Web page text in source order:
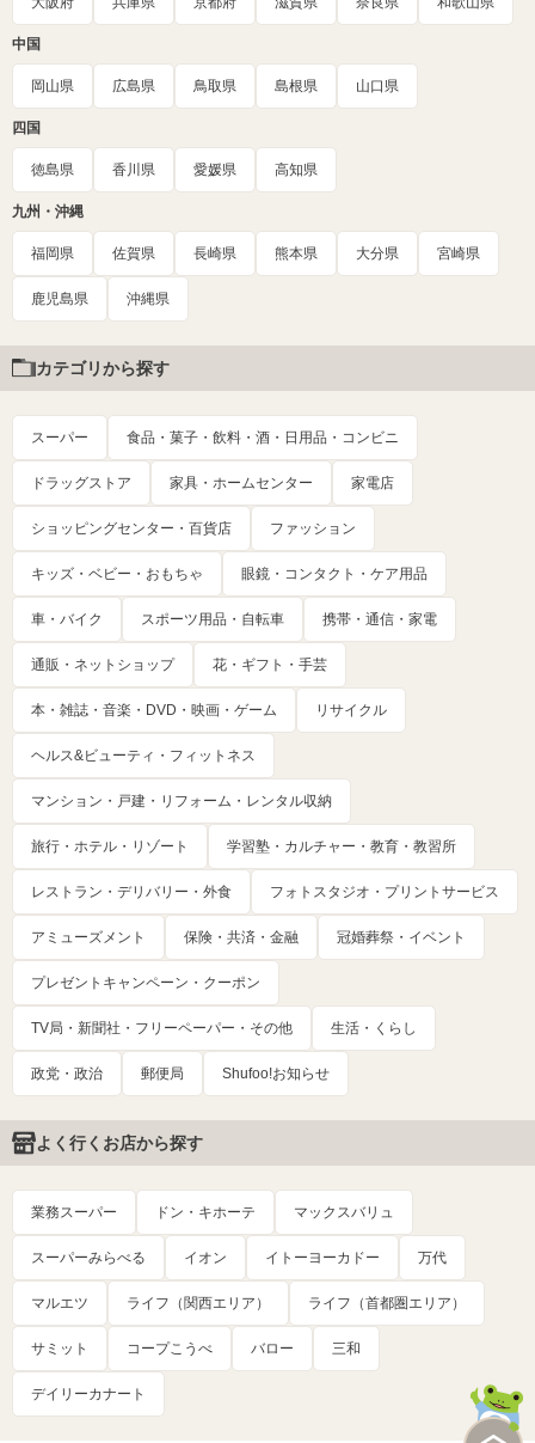
中国
岡山県 広島県 鳥取県 島根県 山口県
四国
徳島県 香川県 愛媛県 高知県
九州・沖縄
福岡県 佐賀県 長崎県 熊本県 大分県 宮崎県
鹿児島県 沖縄県
カテゴリから探す
スーパー 食品・菓子・飲料・酒・日用品・コンビニ
ドラッグストア 家具・ホームセンター 家電店
ショッピングセンター・百貨店 ファッション
キッズ・ベビー・おもちゃ 眼鏡・コンタクト・ケア用品
車・バイク スポーツ用品・自転車 携帯・通信・家電
通販・ネットショップ 花・ギフト・手芸
本・雑誌・音楽・DVD・映画・ゲーム リサイクル
ヘルス&ビューティ・フィットネス
マンション・戸建・リフォーム・レンタル収納
旅行・ホテル・リゾート 学習塾・カルチャー・教育・教習所
レストラン・デリバリー・外食 フォトスタジオ・プリントサービス
アミューズメント 保険・共済・金融 冠婚葬祭・イベント
プレゼントキャンペーン・クーポン
TV局・新聞社・フリーペーパー・その他 生活・くらし
政党・政治 郵便局 Shufoo!お知らせ
よく行くお店から探す
業務スーパー ドン・キホーテ マックスバリュ
スーパーみらべる イオン イトーヨーカドー 万代
マルエツ ライフ（関西エリア） ライフ（首都圏エリア）
サミット コープこうべ バロー 三和
デイリーカナート